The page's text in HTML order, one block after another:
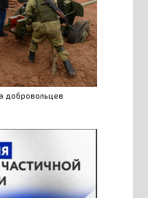
добровольцев